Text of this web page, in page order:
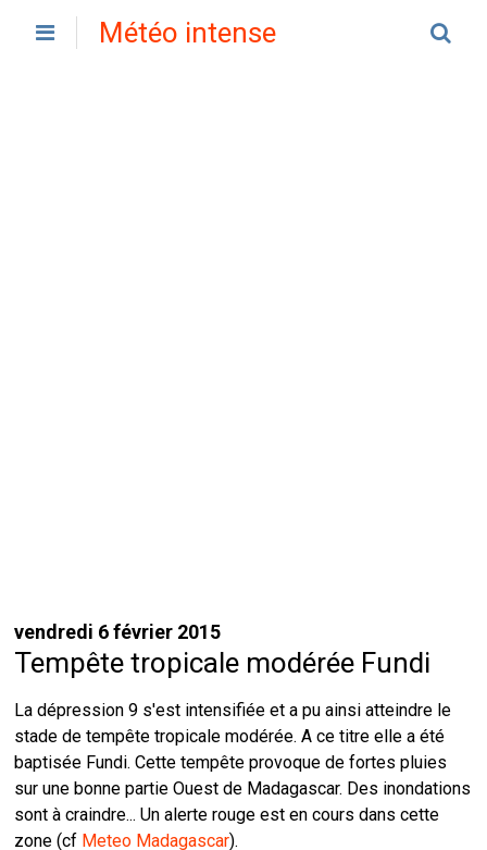
Météo intense
vendredi 6 février 2015
Tempête tropicale modérée Fundi
La dépression 9 s'est intensifiée et a pu ainsi atteindre le
stade de tempête tropicale modérée. A ce titre elle a été
baptisée Fundi. Cette tempête provoque de fortes pluies
sur une bonne partie Ouest de Madagascar. Des inondations
sont à craindre... Un alerte rouge est en cours dans cette
zone (cf Meteo Madagascar).